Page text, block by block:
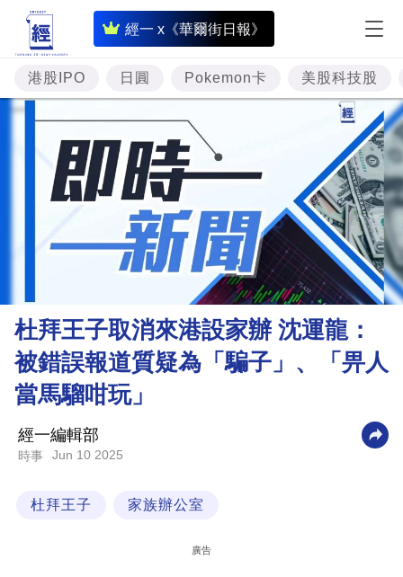
經一 x《華爾街日報》
即
時
財
經
題
投
樓
市
財
商
業
技
港股IPO 日圓 Pokemon卡 美股科技股
杜拜王子取消來港設家辦 沈運龍：
被錯誤報道質疑為「騙子」、「畀人
當馬騮咁玩」
經一編輯部
時事 Jun 10 2025
杜拜王子 家族辦公室
廣告